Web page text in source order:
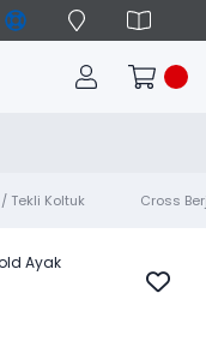
Tekli Koltuk Cross